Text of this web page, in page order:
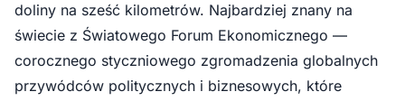
doliny na sześć kilometrów. Najbardziej znany na
świecie z Światowego Forum Ekonomicznego —
corocznego styczniowego zgromadzenia globalnych
przywódców politycznych i biznesowych, które